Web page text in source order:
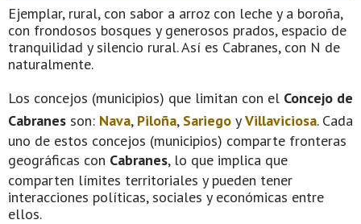
Ejemplar, rural, con sabor a arroz con leche y a boroña,
con frondosos bosques y generosos prados, espacio de
tranquilidad y silencio rural. Así es Cabranes, con N de
naturalmente.
Los concejos (municipios) que limitan con el Concejo de
Cabranes son: Nava, Piloña, Sariego yVillaviciosa. Cada
uno de estos concejos (municipios) comparte fronteras
geográficas con Cabranes, lo que implica que
comparten límites territoriales y pueden tener
interacciones políticas, sociales y económicas entre
ellos.